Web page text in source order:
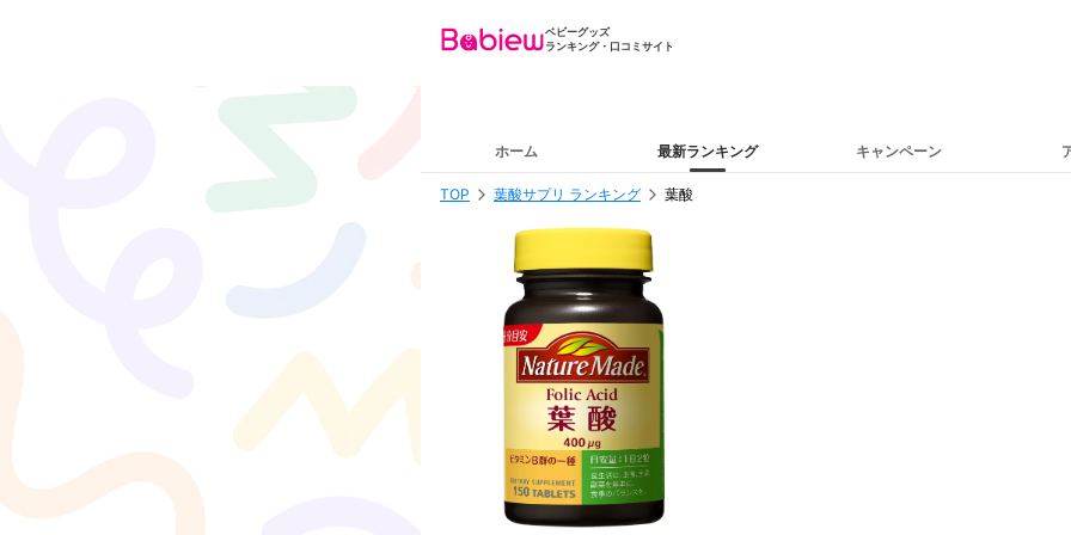
ベビーグッズ
ランキング・口コミサイト
ホーム 最新ランキング キャンペーン
TOP 葉酸サプリ ランキング 葉酸